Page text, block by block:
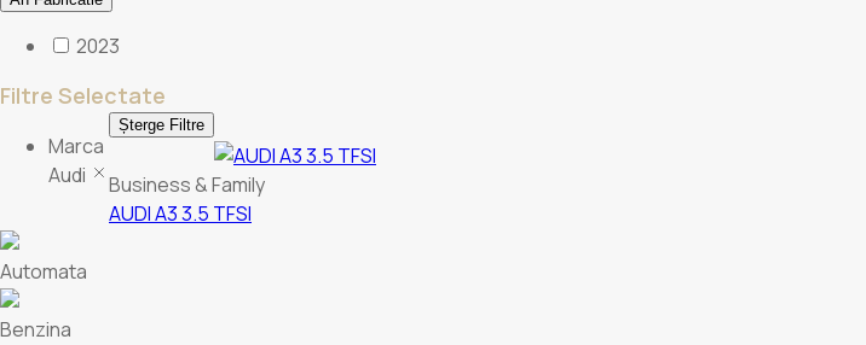
2023
Filtre Selectate
Marca
Audi
Șterge Filtre
Business & Family
AUDI A3 3.5 TFSI
Automata
Benzina